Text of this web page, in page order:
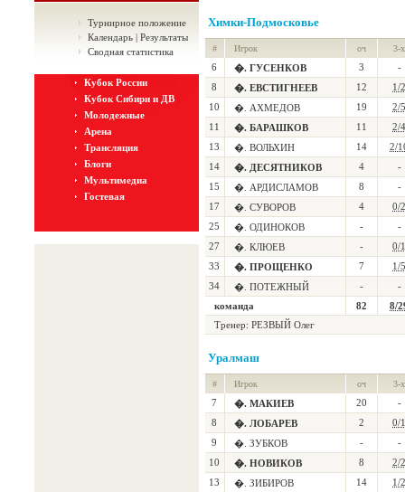
Турнирное положение
Календарь | Результаты
Сводная статистика
Кубок России
Кубок Сибири и ДВ
Молодежные
Арена
Трансляция
Блоги
Мультимедиа
Гостевая
Химки-Подмосковье
# Игрок оч 3-х
6 �. ГУСЕНКОВ 3
-
8
�. ЕВСТИГНЕЕВ 12
1/2
10
�. АХМЕДОВ 19
2/5
11
�. БАРАШКОВ 11
2/4
13
�. ВОЛЬХИН 14
2/
14
�. ДЕСЯТНИКОВ 4
-
15
�. АРДИСЛАМОВ 8
-
17
�. СУВОРОВ 4
0/2
25
�. ОДИНОКОВ -
-
27
�. КЛЮЕВ -
0/1
33
�. ПРОЩЕНКО 7
1/5
34
�. ПОТЕЖНЫЙ -
-
команда
82
8/
Тренер: РЕЗВЫЙ Олег
Уралмаш
# Игрок оч 3-х
7 �. МАКИЕВ 20
-
8
�. ЛОБАРЕВ 2
0/1
9
�. ЗУБКОВ -
-
10
�. НОВИКОВ 8
2/2
13
�. ЗИБИРОВ 14
1/2